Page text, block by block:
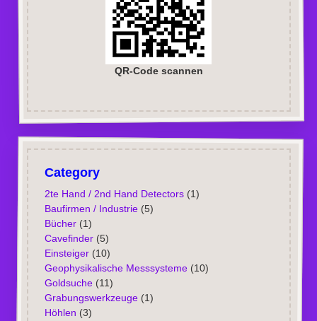
QR-Code scannen
Category
2te Hand / 2nd Hand Detectors(1)
Baufirmen / Industrie(5)
Bücher(1)
Cavefinder(5)
Einsteiger(10)
Geophysikalische Messsysteme(10)
Goldsuche(11)
Grabungswerkzeuge(1)
Höhlen (3)